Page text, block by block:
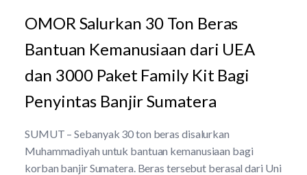
OMOR Salurkan 30 Ton Beras
Bantuan Kemanusiaan dari UEA
dan 3000 Paket Family Kit Bagi
Penyintas Banjir Sumatera
SUMUT – Sebanyak 30 ton beras disalurkan
Muhammadiyah untuk bantuan kemanusiaan bagi
korban banjir Sumatera. Beras tersebut berasal dari Uni